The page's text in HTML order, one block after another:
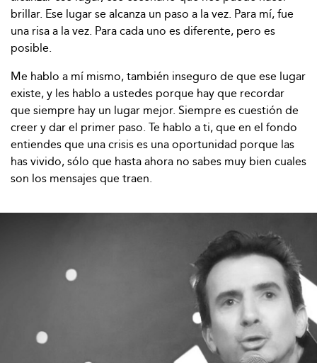
brillar. Ese lugar se alcanza un paso a la vez. Para mí, fue
una risa a la vez. Para cada uno es diferente, pero es
posible.
Me hablo a mí mismo, también inseguro de que ese lugar
existe, y les hablo a ustedes porque hay que recordar
que siempre hay un lugar mejor. Siempre es cuestión de
creer y dar el primer paso. Te hablo a ti, que en el fondo
entiendes que una crisis es una oportunidad porque las
has vivido, sólo que hasta ahora no sabes muy bien cuales
son los mensajes que traen.